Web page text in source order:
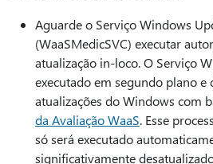
Aguarde o Serviço Windows
(WaaSMedicSVC) executar
atualização in-loco. O Serviço
executado em segundo plano e
atualizações do Windows com
da Avaliação WaaS. Esse
só será executado
significativamente